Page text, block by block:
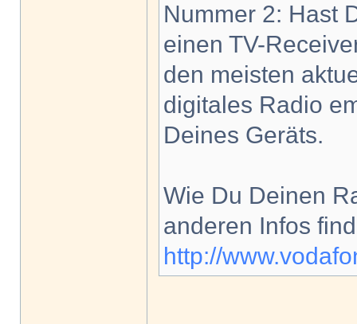
Nummer 2: Hast
einen TV-
den meisten
digitales Radio
Deines Geräts.
Wie Du Deinen
anderen Infos
http://